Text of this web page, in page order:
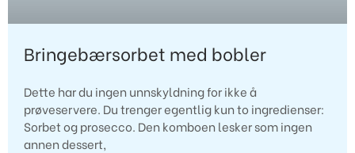
Bringebærsorbet med bobler
Dette har du ingen unnskyldning for ikke å
prøveservere. Du trenger egentlig kun to ingredienser:
Sorbet og prosecco. Den komboen lesker som ingen
annen dessert,